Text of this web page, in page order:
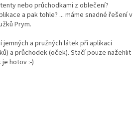
nebo průchodkami z oblečení?
a pak tohle? ... máme snadné řešení v
Prym.
a pružných látek při aplikaci
a průchodek (oček). Stačí pouze nažehlit
je hotov :-)